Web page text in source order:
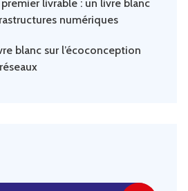
livrable : un livre blanc
numériques
blanc sur l’écoconception